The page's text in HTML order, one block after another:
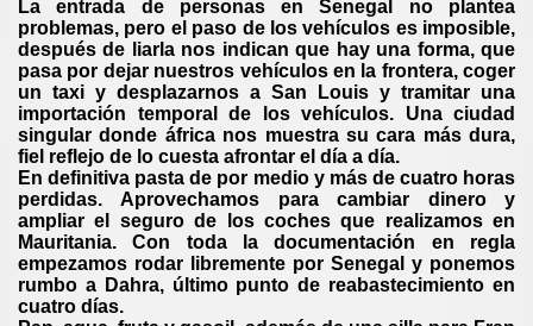
La entrada de personas en Senegal no plantea
problemas, pero el paso de los vehículos es imposible,
después de liarla nos indican que hay una forma, que
pasa por dejar nuestros vehículos en la frontera, coger
un taxi y desplazarnos a San Louis y tramitar una
importación temporal de los vehículos. Una ciudad
singular donde áfrica nos muestra su cara más dura,
fiel reflejo de lo cuesta afrontar el día a día.
En definitiva pasta de por medio y más de cuatro horas
perdidas. Aprovechamos para cambiar dinero y
ampliar el seguro de los coches que realizamos en
Mauritania.
Con toda la documentación en regla
empezamos rodar libremente por Senegal y ponemos
rumbo a Dahra, último punto de reabastecimiento en
cuatro días.